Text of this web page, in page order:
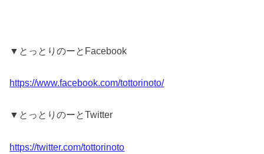
▼とっとりのーとFacebook
https://www.facebook.com/tottorinoto/
▼とっとりのーとTwitter
https://twitter.com/tottorinoto